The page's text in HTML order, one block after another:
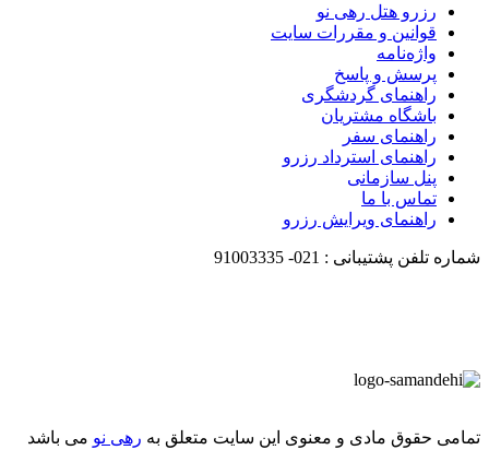
رزرو هتل رهی نو
قوانین و مقررات سایت
واژه‌نامه
پرسش و پاسخ
راهنمای گردشگری
باشگاه مشتریان
راهنمای سفر
راهنمای استرداد رزرو
پنل سازمانی
تماس با ما
راهنمای ویرایش رزرو
شماره تلفن پشتیبانی : 021-
91003335
تمامی حقوق مادی و معنوی این سایت متعلق به رهی نو می باشد